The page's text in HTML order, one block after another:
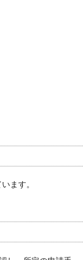
ます。